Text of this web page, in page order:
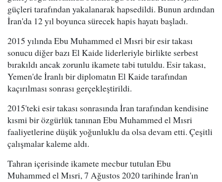
güçleri tarafından yakalanarak hapsedildi. Bunun ardından
İran'da 12 yıl boyunca sürecek hapis hayatı başladı.
2015 yılında Ebu Muhammed el Mısri bir esir takası
sonucu diğer bazı El Kaide liderleriyle birlikte serbest
bırakıldı ancak zorunlu ikamete tabi tutuldu. Esir takası,
Yemen'de İranlı bir diplomatın El Kaide tarafından
kaçırılması sonrası gerçekleştirildi.
2015'teki esir takası sonrasında İran tarafından kendisine
kısmi bir özgürlük tanınan Ebu Muhammed el Mısri
faaliyetlerine düşük yoğunluklu da olsa devam etti. Çeşitli
çalışmalar kaleme aldı.
Tahran içerisinde ikamete mecbur tutulan Ebu
Muhammed el Mısri, 7 Ağustos 2020 tarihinde İran'ın